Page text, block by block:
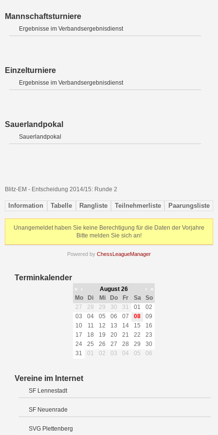
Mannschaftsturniere
Ergebnisse im Verbandsergebnisdienst
Einzelturniere
Ergebnisse im Verbandsergebnisdienst
Sauerlandpokal
Sauerlandpokal
Blitz-EM - Entscheidung 2014/15: Runde 2
Information Tabelle Rangliste Teilnehmerliste Paarungsliste
Unangemeldet haben Sie keine Berechtigung für die Daten der Vorjahre
Bitte melden Sie sich an!
Powered by ChessLeagueManager
Terminkalender
« ‹ August 26 ›
»
Mo
Di Mi Do Fr Sa
So
27
28 29 30 31 01
02
03
04 05 06 07 08
09
10
11 12 13 14 15
16
17
18 19 20 21 22
23
24
25 26 27 28 29
30
31
01 02 03 04 05 06
Vereine im Internet
SF Lennestadt
SF Neuenrade
SVG Plettenberg